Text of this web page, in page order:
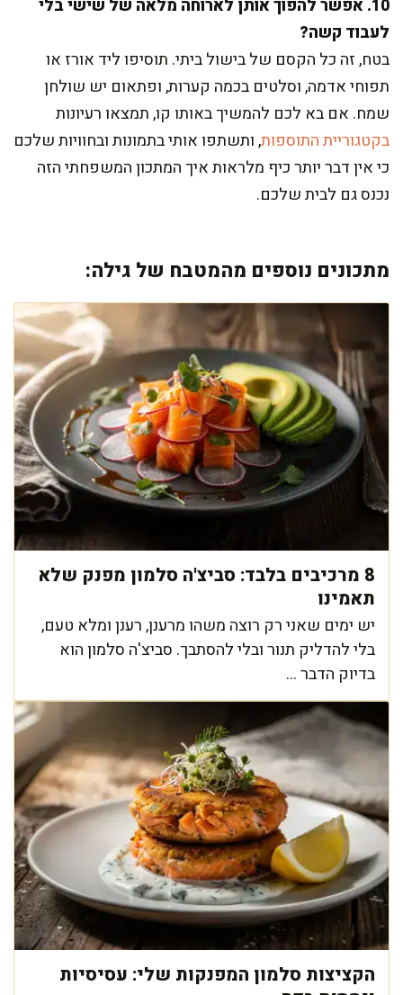
10. אפשר להפוך אותן לארוחה מלאה של שישי בלי
לעבוד קשה?
בטח, זה כל הקסם של בישול ביתי. תוסיפו ליד אורז או
תפוחי אדמה, וסלטים בכמה קערות, ופתאום יש שולחן
שמח. אם בא לכם להמשיך באותו קו, תמצאו רעיונות
בקטגוריית התוספות, ותשתפו אותי בתמונות ובחוויות שלכם
כי אין דבר יותר כיף מלראות איך המתכון המשפחתי הזה
נכנס גם לבית שלכם.
מתכונים נוספים מהמטבח של גילה:
8 מרכיבים בלבד: סביצ'ה סלמון מפנק שלא
תאמינו
יש ימים שאני רק רוצה משהו מרענן, רענן ומלא טעם,
בלי להדליק תנור ובלי להסתבך. סביצ'ה סלמון הוא
בדיוק הדבר ...
הקציצות סלמון המפנקות שלי: עסיסיות